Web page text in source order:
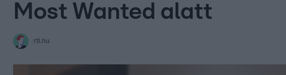
Most Wanted alatt
rtl.hu